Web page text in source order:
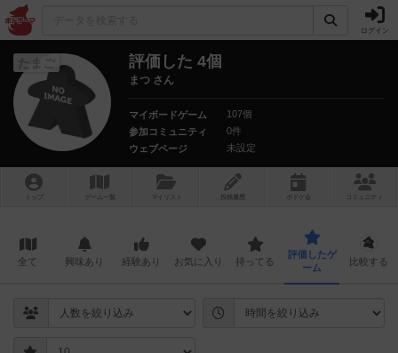
ログイン
たまご 評価した 4個
まつ さん
マイボードゲーム
107個
参加コミュニティ
0件
ウェブページ
未設定
トップ ゲーム一覧 マイリスト 投稿履歴 ボ ドゲ コミュニティ
全て 興味あり 経験あり お気に入り 持ってる
評価したゲ
ーム
比較する